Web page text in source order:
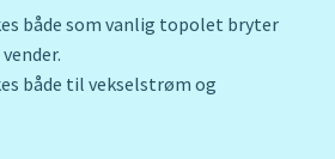
både som vanlig topolet bryter
både til vekselstrøm og